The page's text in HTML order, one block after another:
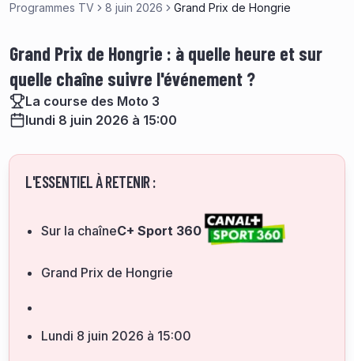
Programmes TV 8 juin 2026 Grand Prix de Hongrie
Grand Prix de Hongrie : à quelle heure et sur
quelle chaîne suivre l'événement ?
La course des Moto 3
lundi 8 juin 2026 à 15:00
L'ESSENTIEL À RETENIR :
Sur la chaîneC+ Sport 360
Grand Prix de Hongrie
lundi 8 juin 2026 à 15:00